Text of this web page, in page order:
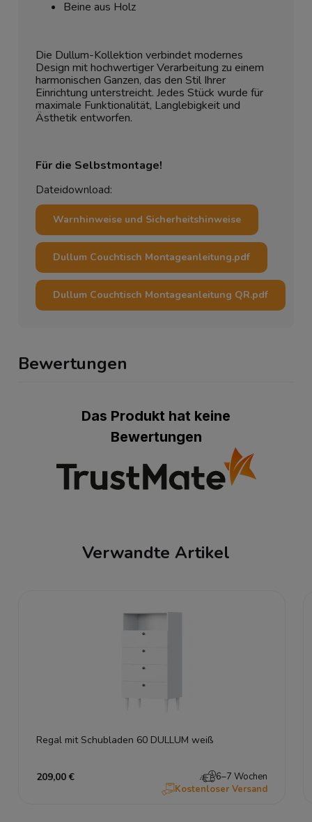
Beine aus Holz
Die Dullum-Kollektion verbindet modernes
Design mit hochwertiger Verarbeitung zu einem
harmonischen Ganzen, das den Stil Ihrer
Einrichtung unterstreicht. Jedes Stück wurde für
maximale Funktionalität, Langlebigkeit und
Ästhetik entworfen.
Für die Selbstmontage!
Dateidownload:
Warnhinweise und Sicherheitshinweise
Dullum Couchtisch Montageanleitung.pdf
Dullum Couchtisch Montageanleitung QR.pdf
Bewertungen
Das Produkt hat keine
Bewertungen
Verwandte Artikel
Regal mit Schubladen 60 DULLUM weiß
209,00 €
6–7 Wochen
Kostenloser Versand